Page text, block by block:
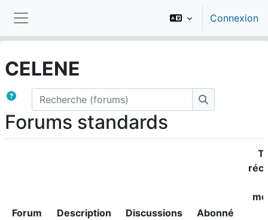
Panneau latéral
Connexion
CELENE
Recherche (forums)
Recherche
Forums standards
Forum Description Discussions Abonné